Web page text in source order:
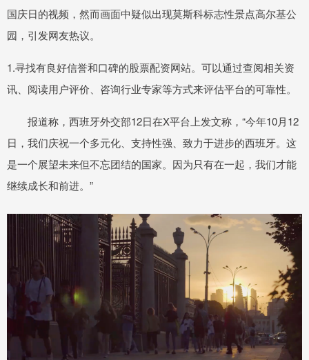
国庆日的视频，然而画面中疑似出现莫斯科标志性景点高尔基公
园，引发网友热议。
1.寻找有良好信誉和口碑的股票配资网站。可以通过查阅相关资
讯、阅读用户评价、咨询行业专家等方式来评估平台的可靠性。
报道称，西班牙外交部12日在X平台上发文称，“今年10月12
日，我们庆祝一个多元化、支持性强、致力于进步的西班牙。这
是一个展望未来但不忘团结的国家。因为只有在一起，我们才能
继续成长和前进。”